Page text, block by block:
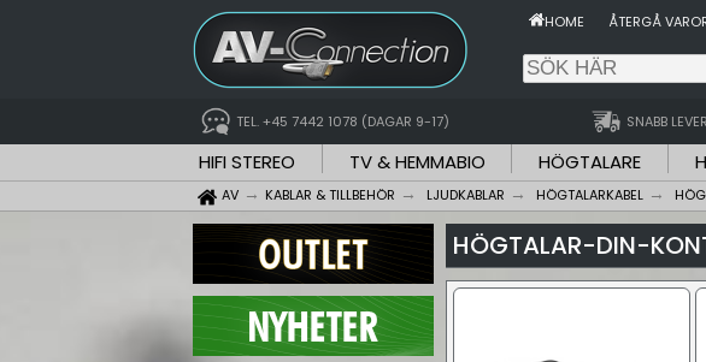
HOME ÅTERGÅ
TEL. +45 7442 1078 (DAGAR 9-17) SNABB
HIFI STEREO TV & HEMMABIO HÖGTALARE
AV KABLAR & TILLBEHÖR LJUDKABLAR HÖGTALARKABEL
HÖGTALAR-DIN-